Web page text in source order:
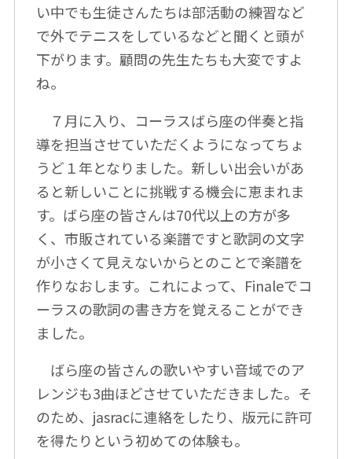
い中でも生徒さんたちは部活動の練習など
で外でテニスをしているなどと聞くと頭が
下がります。顧問の先生たちも大変ですよ
ね。
７月に入り、コーラスばら座の伴奏と指
導を担当させていただくようになってちょ
うど１年となりました。新しい出会いがあ
ると新しいことに挑戦する機会に恵まれま
す。ばら座の皆さんは70代以上の方が多
く、市販されている楽譜ですと歌詞の文字
が小さくて見えないからとのことで楽譜を
作りなおします。これによって、Finaleでコ
ーラスの歌詞の書き方を覚えることができ
ました。
ばら座の皆さんの歌いやすい音域でのア
レンジも3曲ほどさせていただきました。そ
のため、jasracに連絡をしたり、版元に許可
を得たりという初めての体験も。